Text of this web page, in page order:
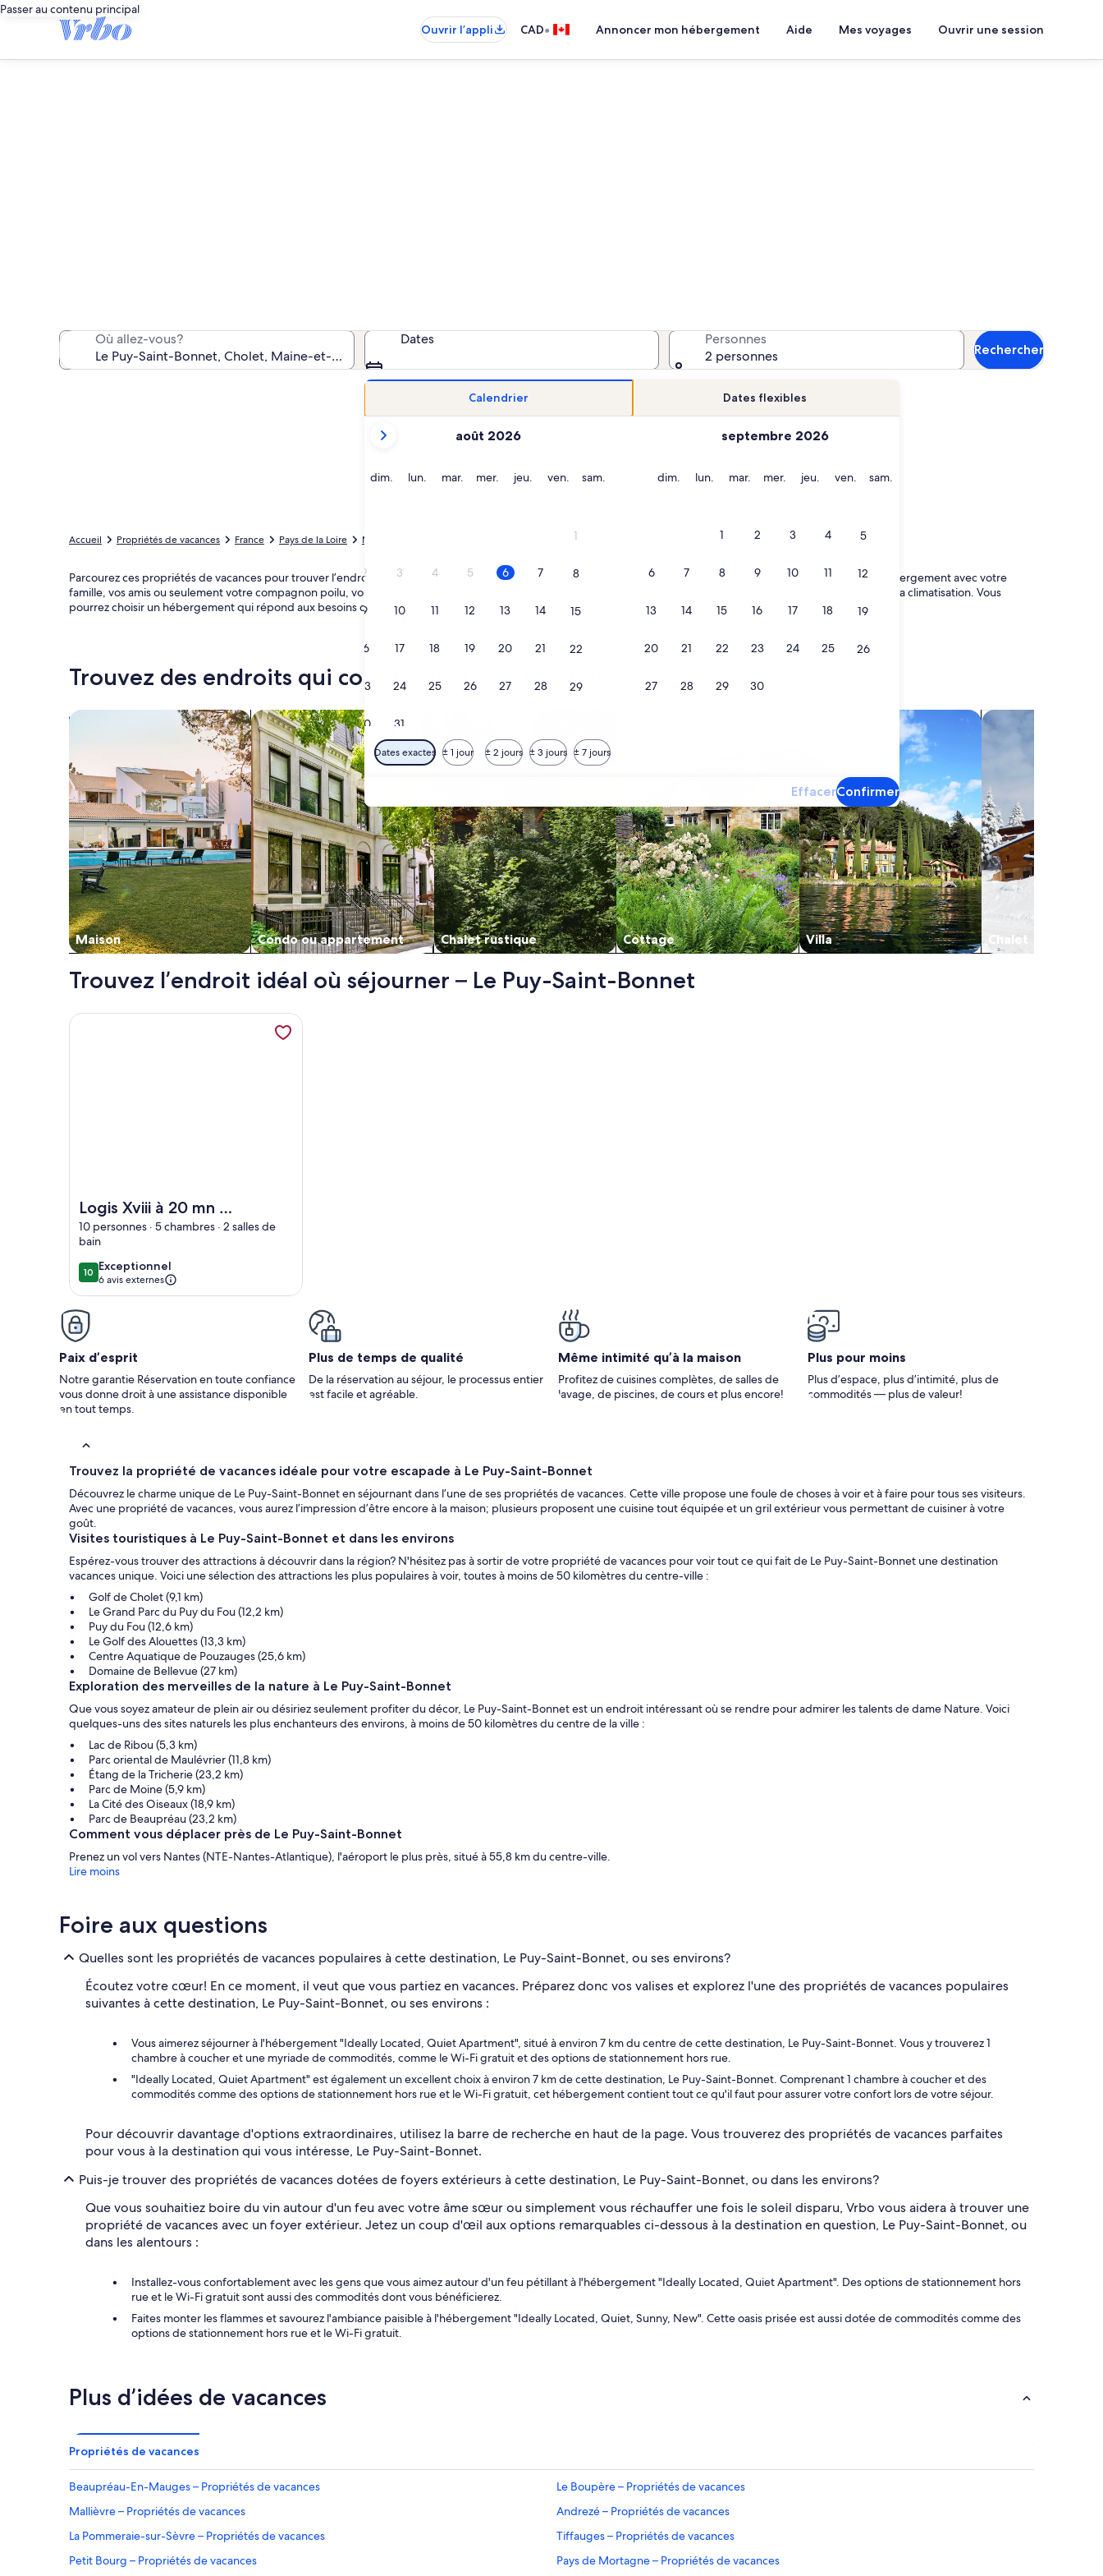
Passer au contenu principal
Ouvrir l’appli
CAD• Annoncer mon hébergement Aide Mes voyages Ouvrir une session
Où allez-vous? Dates
Calendrier Dates flexibles
mois
sont
août 2026
dim. dimanche
lun. lundimar. mardi
mer. mercredi
jeu. jeudiven. vendredi
sam.
1
2 3 4 5 6 7 8
9 10 11 12 13 14 15
16 17 18 19 20 21 22
23 24 25 26 27 28 29
30 31
septembre 2026
dim. dimanche
lun. lundimar. mardi
mer. mercredi
jeu. jeudiven. vendredi
sam.
1 2 3 4 5
6 7 8 9 10 11 12
13 14 15 16 17 18 19
20 21 22 23 24 25 26
27 28 29 30
Dates exactes ± 1 jour ± 2 jours ± 3 jours ± 7 jours
EffacerConfirmer
Personnes
2 personnes
Rechercher
Accueil Propriétés de vacances France Pays de la Loire Maine-et-Loire Le Puy-Saint-Bonnet
Parcourez ces propriétés de vacances pour trouver l’endroit idéal où séjourner dans la destination suivante : Le Puy-Saint-Bonnet. Que vous séjourniez dans un hébergement avec votre
famille, vos amis ou seulement votre compagnon poilu, vous profiterez des commodités auxquelles vous vous attendez et bien plus, telles que le stationnement et la climatisation. Vous
pourrez choisir un hébergement qui répond aux besoins de tout le monde, comprenant des endroits non-fumeurs ou accessibles.
Trouvez des endroits qui conviennent à votre style
Maison
Rechercher des maisons
Condo ou appartement
Rechercher des condos ou appartements
Chalet rustique Cottage Villa
Rechercher des villas
Chalet
Rechercher des
Trouvez l’endroit idéal où séjourner – Le Puy-Saint-Bonnet
Logis Xviii à 20 mn du
Puy-du-fou
10 personnes · 5 chambres · 2 salles de
bain
1010 sur 10
Exceptionnel
exceptionnel
6 avis externes
Plus de renseignements sur l’hébergement Logis Xviii à 20 mn du Puy-du-fou, s’ouvre dans un nouvel onglet
Paix d’esprit
Notre garantie Réservation en toute confiance
vous donne droit à une assistance disponible
en tout temps.
Plus de temps de qualité
De la réservation au séjour, le processus entier
est facile et agréable.
Même intimité qu’à la maison
Profitez de cuisines complètes, de salles de
lavage, de piscines, de cours et plus encore!
Plus pour moins
Plus d’espace, plus d’intimité, plus de
commodités — plus de valeur!
Trouvez la propriété de vacances idéale pour votre escapade à Le Puy-Saint-Bonnet
Découvrez le charme unique de Le Puy-Saint-Bonnet en séjournant dans l’une de ses propriétés de vacances. Cette ville propose une foule de choses à voir et à faire pour tous ses visiteurs.
Avec une propriété de vacances, vous aurez l’impression d’être encore à la maison; plusieurs proposent une cuisine tout équipée et un gril extérieur vous permettant de cuisiner à votre
goût.
Visites touristiques à Le Puy-Saint-Bonnet et dans les environs
Espérez-vous trouver des attractions à découvrir dans la région? N'hésitez pas à sortir de votre propriété de vacances pour voir tout ce qui fait de Le Puy-Saint-Bonnet une destination
vacances unique. Voici une sélection des attractions les plus populaires à voir, toutes à moins de 50 kilomètres du centre-ville :
Golf de Cholet (9,1 km)
Le Grand Parc du Puy du Fou (12,2 km)
Puy du Fou (12,6 km)
Le Golf des Alouettes (13,3 km)
Centre Aquatique de Pouzauges (25,6 km)
Domaine de Bellevue (27 km)
Exploration des merveilles de la nature à Le Puy-Saint-Bonnet
Que vous soyez amateur de plein air ou désiriez seulement profiter du décor, Le Puy-Saint-Bonnet est un endroit intéressant où se rendre pour admirer les talents de dame Nature. Voici
quelques-uns des sites naturels les plus enchanteurs des environs, à moins de 50 kilomètres du centre de la ville :
Lac de Ribou (5,3 km)
Parc oriental de Maulévrier (11,8 km)
Étang de la Tricherie (23,2 km)
Parc de Moine (5,9 km)
La Cité des Oiseaux (18,9 km)
Parc de Beaupréau (23,2 km)
Comment vous déplacer près de Le Puy-Saint-Bonnet
Prenez un vol vers Nantes (NTE-Nantes-Atlantique), l'aéroport le plus près, situé à 55,8 km du centre-ville.
Lire moins
Foire aux questions
Quelles sont les propriétés de vacances populaires à cette destination, Le Puy-Saint-Bonnet, ou ses environs?
Écoutez votre cœur! En ce moment, il veut que vous partiez en vacances. Préparez donc vos valises et explorez l'une des propriétés de vacances populaires
suivantes à cette destination, Le Puy-Saint-Bonnet, ou ses environs :
Vous aimerez séjourner à l'hébergement "Ideally Located, Quiet Apartment", situé à environ 7 km du centre de cette destination, Le Puy-Saint-Bonnet. Vous y trouverez 1
chambre à coucher et une myriade de commodités, comme le Wi-Fi gratuit et des options de stationnement hors rue.
"Ideally Located, Quiet Apartment" est également un excellent choix à environ 7 km de cette destination, Le Puy-Saint-Bonnet. Comprenant 1 chambre à coucher et des
commodités comme des options de stationnement hors rue et le Wi-Fi gratuit, cet hébergement contient tout ce qu'il faut pour assurer votre confort lors de votre séjour.
Pour découvrir davantage d'options extraordinaires, utilisez la barre de recherche en haut de la page. Vous trouverez des propriétés de vacances parfaites
pour vous à la destination qui vous intéresse, Le Puy-Saint-Bonnet.
Puis-je trouver des propriétés de vacances dotées de foyers extérieurs à cette destination, Le Puy-Saint-Bonnet, ou dans les environs?
Que vous souhaitiez boire du vin autour d'un feu avec votre âme sœur ou simplement vous réchauffer une fois le soleil disparu, Vrbo vous aidera à trouver une
propriété de vacances avec un foyer extérieur. Jetez un coup d'œil aux options remarquables ci-dessous à la destination en question, Le Puy-Saint-Bonnet, ou
dans les alentours :
Installez-vous confortablement avec les gens que vous aimez autour d'un feu pétillant à l'hébergement "Ideally Located, Quiet Apartment". Des options de stationnement hors
rue et le Wi-Fi gratuit sont aussi des commodités dont vous bénéficierez.
Faites monter les flammes et savourez l'ambiance paisible à l'hébergement "Ideally Located, Quiet, Sunny, New". Cette oasis prisée est aussi dotée de commodités comme des
options de stationnement hors rue et le Wi-Fi gratuit.
Plus d’idées de vacances
Propriétés de vacances
Beaupréau-En-Mauges – Propriétés de vacances
Le Boupère – Propriétés de vacances
Mallièvre – Propriétés de vacances
Andrezé – Propriétés de vacances
La Pommeraie-sur-Sèvre – Propriétés de vacances
Tiffauges – Propriétés de vacances
Petit Bourg – Propriétés de vacances
Pays de Mortagne – Propriétés de vacances